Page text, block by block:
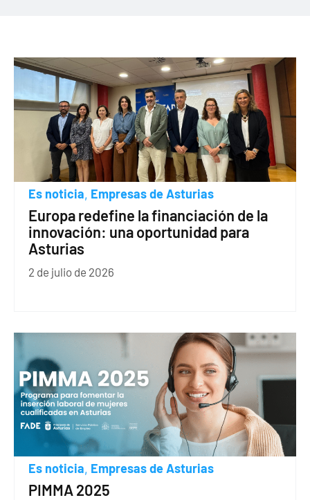
Es noticia, Empresas de Asturias
Europa redefine la financiación de la
innovación: una oportunidad para
Asturias
2 de julio de 2026
Es noticia, Empresas de Asturias
PIMMA 2025